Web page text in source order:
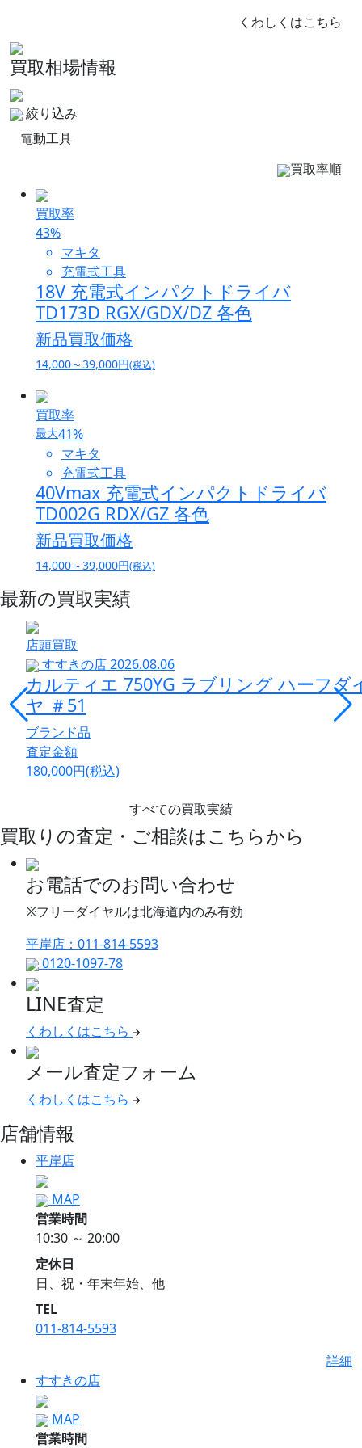
くわしくはこちら
買取相場情報
絞り込み
電動工具
買取率順
買取率
43%
マキタ
充電式工具
18V 充電式インパクトドライバ
TD173D RGX/GDX/DZ 各色
新品買取価格
14,000～39,000円(税込)
買取率
最大41%
マキタ
充電式工具
40Vmax 充電式インパクトドライバ
TD002G RDX/GZ 各色
新品買取価格
14,000～39,000円(税込)
最新の買取実績
店頭買取
すすきの店2026.08.06
カルティエ 750YG ラブリング ハーフダ
ヤ ＃51
ブランド品
査定金額
180,000円(税込)
すべての買取実績
買取りの査定・ご相談はこちらから
お電話でのお問い合わせ
※フリーダイヤルは北海道内のみ有効
平岸店：011-814-5593
0120-1097-78
LINE査定
くわしくはこちら
メール査定フォーム
くわしくはこちら
店舗情報
平岸店
MAP
営業時間
10:30 ～ 20:00
定休日
日、祝・年末年始、他
TEL
011-814-5593
詳細
すすきの店
MAP
営業時間